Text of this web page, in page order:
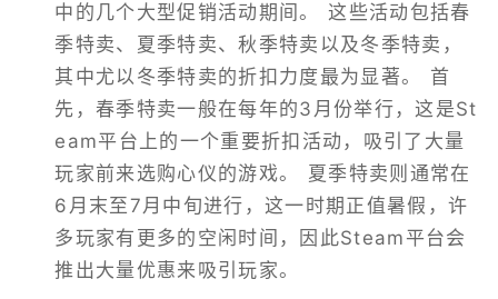
中的几个大型促销活动期间。 这些活动包括春
季特卖、夏季特卖、秋季特卖以及冬季特卖，
其中尤以冬季特卖的折扣力度最为显著。 首
先，春季特卖一般在每年的3月份举行，这是St
eam平台上的一个重要折扣活动，吸引了大量
玩家前来选购心仪的游戏。 夏季特卖则通常在
6月末至7月中旬进行，这一时期正值暑假，许
多玩家有更多的空闲时间，因此Steam平台会
推出大量优惠来吸引玩家。